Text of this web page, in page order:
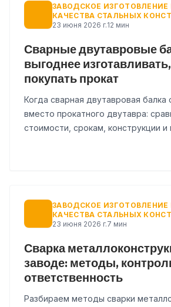
ЗАВОДСКОЕ
КАЧЕСТВА СТАЛЬНЫХ
23 июня 2026 г.12 мин
Сварные двутавровые
выгоднее
покупать прокат
Когда сварная двутавровая балка
вместо прокатного двутавра:
стоимости, срокам, конструкции и
ЗАВОДСКОЕ
КАЧЕСТВА СТАЛЬНЫХ
23 июня 2026 г.7 мин
Сварка
заводе: методы,
ответственность
Разбираем методы сварки